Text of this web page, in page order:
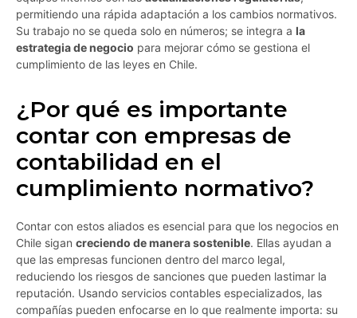
permitiendo una rápida adaptación a los cambios normativos.
Su trabajo no se queda solo en números; se integra a la
estrategia de negocio para mejorar cómo se gestiona el
cumplimiento de las leyes en Chile.
¿Por qué es importante
contar con empresas de
contabilidad en el
cumplimiento normativo?
Contar con estos aliados es esencial para que los negocios en
Chile sigan creciendo de manera sostenible. Ellas ayudan a
que las empresas funcionen dentro del marco legal,
reduciendo los riesgos de sanciones que pueden lastimar la
reputación. Usando servicios contables especializados, las
compañías pueden enfocarse en lo que realmente importa: su